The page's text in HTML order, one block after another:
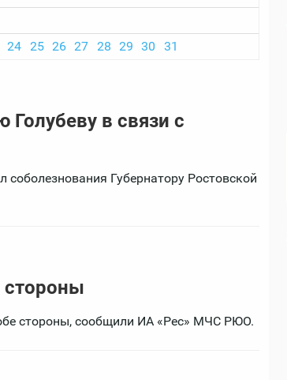
24 25 26 27 28 29 30 31
в связи с
Губернатору Ростовской
стороны
стороны, сообщили ИА «Рес» МЧС РЮО.